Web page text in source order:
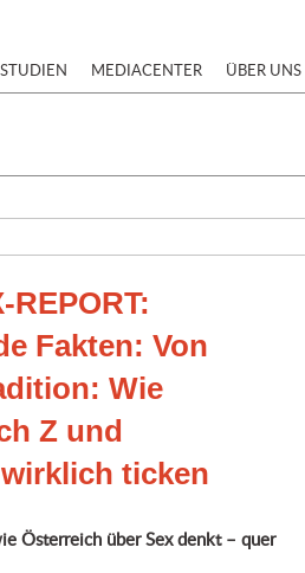
STUDIEN MEDIACENTER ÜBER UNS
REPORT:
Fakten: Von
Wie
Z und
ticken
Österreich über Sex denkt – quer